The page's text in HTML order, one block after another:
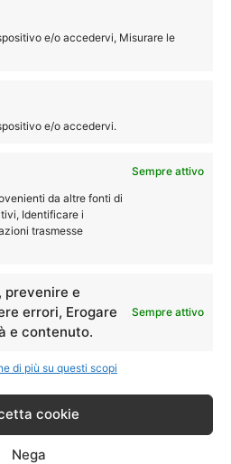
e/o accedervi, Misurare le
e/o accedervi.
Sempre attivo
da altre fonti di
Identificare i
trasmesse
prevenire e
errori, Erogare
e contenuto.
Sempre attivo
di più su questi scopi
cookie
Nega
Budrio
di un anno.
e pulizia della asciugatrice Rex
® .
a domicilio.
0040244
Electrolux Budrio
Budrio